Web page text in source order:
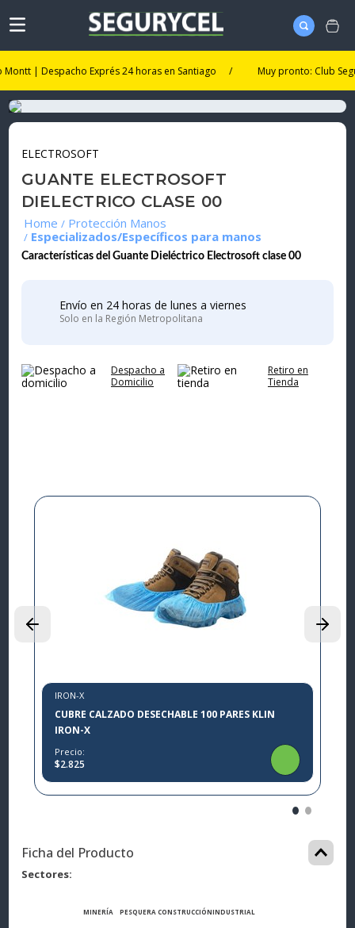
| Despacho Exprés 24 horas en Santiago / Muy pronto: Club
ELECTROSOFT
GUANTE ELECTROSOFT
DIELECTRICO CLASE 00
Protección Manos
Especializados/Específicos para manos
Características del Guante Dieléctrico Electrosoft clase 00
Envío en 24 horas de lunes a viernes
Solo en la Región Metropolitana
Despacho a
Domicilio
Retiro en
Tienda
IRON-X
CUBRE CALZADO DESECHABLE 100 PARES KLIN
IRON-X
Precio:
$2.825
Ficha del Producto
Sectores
MINERÍA PESQUERA CONSTRUCCIÓNINDUSTRIAL